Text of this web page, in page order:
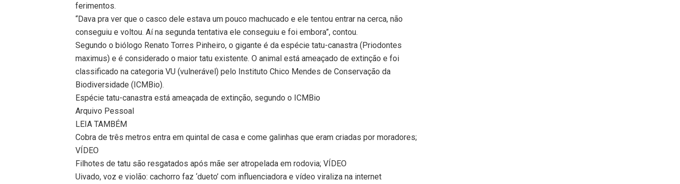
ferimentos.
“Dava pra ver que o casco dele estava um pouco machucado e ele tentou entrar na cerca, não
conseguiu e voltou. Aí na segunda tentativa ele conseguiu e foi embora”, contou.
Segundo o biólogo Renato Torres Pinheiro, o gigante é da espécie tatu-canastra (Priodontes
maximus) e é considerado o maior tatu existente. O animal está ameaçado de extinção e foi
classificado na categoria VU (vulnerável) pelo Instituto Chico Mendes de Conservação da
Biodiversidade (ICMBio).
Espécie tatu-canastra está ameaçada de extinção, segundo o ICMBio
Arquivo Pessoal
LEIA TAMBÉM
Cobra de três metros entra em quintal de casa e come galinhas que eram criadas por moradores;
VÍDEO
Filhotes de tatu são resgatados após mãe ser atropelada em rodovia; VÍDEO
Uivado, voz e violão: cachorro faz ‘dueto’ com influenciadora e vídeo viraliza na internet